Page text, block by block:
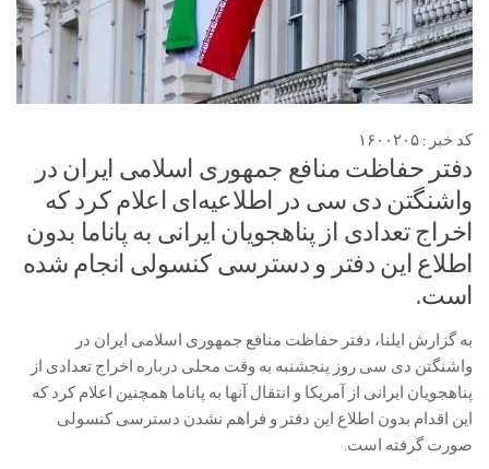
کد خبر : ۱۶۰۰۲۰۵
دفتر حفاظت منافع جمهوری اسلامی ایران در
واشنگتن دی سی در اطلاعیه‌ای اعلام کرد که
اخراج تعدادی از پناهجویان ایرانی به پاناما بدون
اطلاع این دفتر و دسترسی کنسولی انجام شده
است.
به گزارش ایلنا، دفتر حفاظت منافع جمهوری اسلامی ایران در
واشنگتن دی سی روز پنجشنبه به وقت محلی درباره اخراج تعدادی از
پناهجویان ایرانی از آمریکا و انتقال آنها به پاناما همچنین اعلام کرد که
این اقدام بدون اطلاع این دفتر و فراهم نشدن دسترسی کنسولی
صورت گرفته است.